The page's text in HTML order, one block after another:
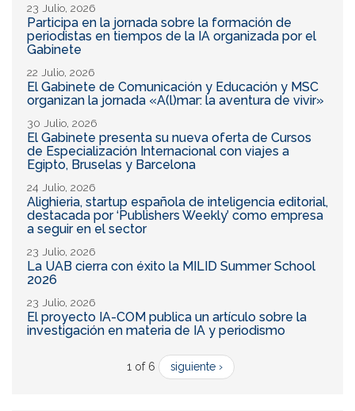
23 Julio, 2026
Participa en la jornada sobre la formación de
periodistas en tiempos de la IA organizada por el
Gabinete
22 Julio, 2026
El Gabinete de Comunicación y Educación y MSC
organizan la jornada «A(l)mar: la aventura de vivir»
30 Julio, 2026
El Gabinete presenta su nueva oferta de Cursos
de Especialización Internacional con viajes a
Egipto, Bruselas y Barcelona
24 Julio, 2026
Alighieria, startup española de inteligencia editorial,
destacada por ‘Publishers Weekly’ como empresa
a seguir en el sector
23 Julio, 2026
La UAB cierra con éxito la MILID Summer School
2026
23 Julio, 2026
El proyecto IA-COM publica un artículo sobre la
investigación en materia de IA y periodismo
1 of 6 siguiente ›